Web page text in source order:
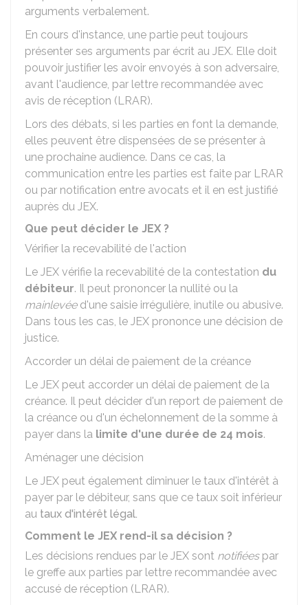
arguments verbalement.
En cours d'instance, une partie peut toujours
présenter ses arguments par écrit au JEX. Elle doit
pouvoir justifier les avoir envoyés à son adversaire,
avant l'audience, par lettre recommandée avec
avis de réception (LRAR).
Lors des débats, si les parties en font la demande,
elles peuvent être dispensées de se présenter à
une prochaine audience. Dans ce cas, la
communication entre les parties est faite par LRAR
ou par notification entre avocats et il en est justifié
auprès du JEX.
Que peut décider le JEX ?
Vérifier la recevabilité de l'action
Le JEX vérifie la recevabilité de la contestation du
débiteur. Il peut prononcer la nullité ou la
mainlevéed'une saisie irrégulière, inutile ou abusive.
Dans tous les cas, le JEX prononce une décision de
justice.
Accorder un délai de paiement de la créance
Le JEX peut accorder un délai de paiement de la
créance. Il peut décider d'un report de paiement de
la créance ou d'un échelonnement de la somme à
payer dans la limite d'une durée de 24 mois.
Aménager une décision
Le JEX peut également diminuer le taux d'intérêt à
payer par le débiteur, sans que ce taux soit inférieur
au taux d'intérêt légal.
Comment le JEX rend-il sa décision ?
Les décisions rendues par le JEX sont notifiéespar
le greffe aux parties par lettre recommandée avec
accusé de réception (LRAR).